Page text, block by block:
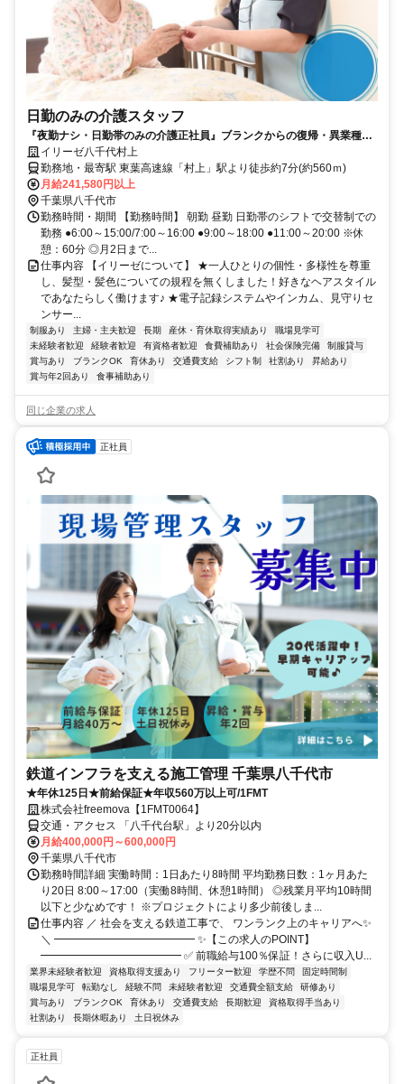
日勤のみの介護スタッフ
『夜勤ナシ・日勤帯のみの介護正社員』ブランクからの復帰・異業種か
らの転職も大歓迎です！
イリーゼ八千代村上
勤務地・最寄駅 東葉高速線「村上」駅より徒歩約7分(約560ｍ)
月給241,580円以上
千葉県八千代市
勤務時間・期間 【勤務時間】 朝勤 昼勤 日勤帯のシフトで交替制での
勤務 ●6:00～15:00/7:00～16:00 ●9:00～18:00 ●11:00～20:00 ※休
憩：60分 ◎月2日まで...
仕事内容 【イリーゼについて】 ★一人ひとりの個性・多様性を尊重
し、髪型・髪色についての規程を無くしました！好きなヘアスタイル
であなたらしく働けます♪ ★電子記録システムやインカム、見守りセ
ンサー...
制服あり 主婦・主夫歓迎 長期 産休・育休取得実績あり
職場見学可
未経験者歓迎
経験者歓迎 有資格者歓迎 食費補助あり 社会保険完備
制服貸与
賞与あり
ブランクOK 育休あり 交通費支給 シフト制 社割あり
昇給あり
賞与年2回あり
食事補助あり
同じ企業の求人
正社員
鉄道インフラを支える施工管理 千葉県八千代市
★年休125日★前給保証★年収560万以上可/1FMT
株式会社freemova【1FMT0064】
交通・アクセス 「八千代台駅」より20分以内
月給400,000円～600,000円
千葉県八千代市
勤務時間詳細 実働時間：1日あたり8時間 平均勤務日数：1ヶ月あた
り20日 8:00～17:00（実働8時間、休憩1時間） ◎残業月平均10時間
以下と少なめです！ ※プロジェクトにより多少前後しま...
仕事内容 ／ 社会を支える鉄道工事で、 ワンランク上のキャリアへ✨
＼ ━━━━━━━━━━━━━ ✨【この求人のPOINT】
━━━━━━━━━━━━━ ✅ 前職給与100％保証！さらに収入U...
業界未経験者歓迎 資格取得支援あり フリーター歓迎 学歴不問
固定時間制
職場見学可
転勤なし 経験不問 未経験者歓迎 交通費全額支給
研修あり
賞与あり
ブランクOK 育休あり 交通費支給 長期歓迎
資格取得手当あり
社割あり
長期休暇あり 土日祝休み
正社員